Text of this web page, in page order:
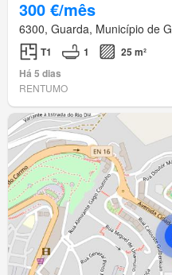
300 €/mês
6300, Guarda, Município de
T1 1
25 m²
Há 5 dias
RENTUMO